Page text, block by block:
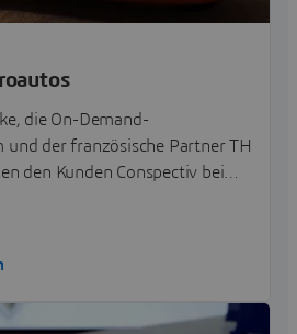
die On-Demand-
der französische Partner TH
den Kunden Conspectiv beim